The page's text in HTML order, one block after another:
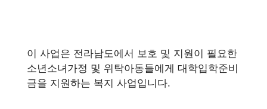
이 사업은 전라남도에서 보호 및 지원이 필요한
소년소녀가정 및 위탁아동들에게 대학입학준비
금을 지원하는 복지 사업입니다.